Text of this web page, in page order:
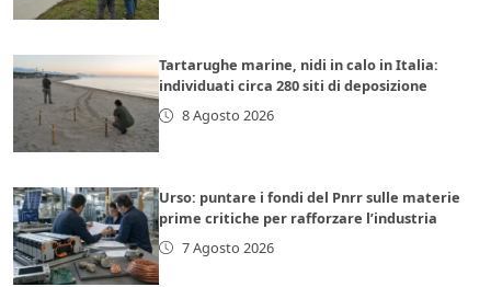
Tartarughe marine, nidi in calo in Italia:
individuati circa 280 siti di deposizione
8 Agosto 2026
Urso: puntare i fondi del Pnrr sulle materie
prime critiche per rafforzare l’industria
7 Agosto 2026